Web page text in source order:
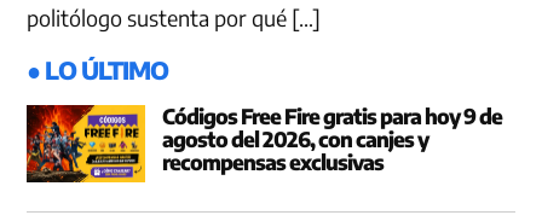
politólogo sustenta por qué […]
● LO ÚLTIMO
Códigos Free Fire gratis para hoy 9 de
agosto del 2026, con canjes y
recompensas exclusivas